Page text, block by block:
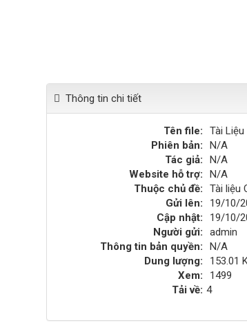
Thông tin chi tiết
Tên file:
Tài
Phiên bản:
N/A
Tác giả:
N/A
Website hỗ trợ:
N/A
Thuộc chủ đề:
Tài liệu
Gửi lên:
19/10/
Cập nhật:
19/10/
Người gửi:
admin
Thông tin bản quyền:
N/A
Dung lượng:
153.01
Xem:
1499
Tải về: 4